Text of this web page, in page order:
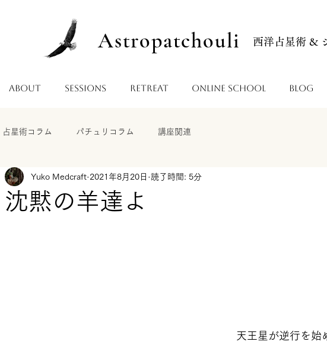
Astropatchouli 西洋占星術 &
About Sessions Retreat Online School Blog
占星術コラム パチュリコラム 講座関連
沈黙の羊達よ
Yuko Medcraft 2021年8月20日 読了時間: 5分
天王星が逆行を始